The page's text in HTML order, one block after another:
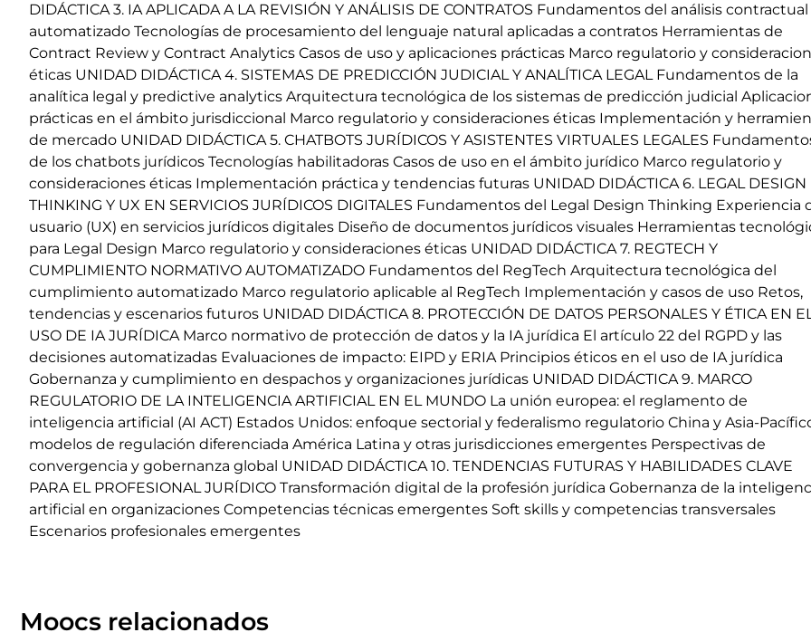
DIDÁCTICA 3. IA APLICADA A LA REVISIÓN Y ANÁLISIS DE CONTRATOS Fundamentos del análisis contractual
automatizado Tecnologías de procesamiento del lenguaje natural aplicadas a contratos Herramientas de
Contract Review y Contract Analytics Casos de uso y aplicaciones prácticas Marco regulatorio y
éticas UNIDAD DIDÁCTICA 4. SISTEMAS DE PREDICCIÓN JUDICIAL Y ANALÍTICA LEGAL Fundamentos de la
analítica legal y predictive analytics Arquitectura tecnológica de los sistemas de predicción judicial
prácticas en el ámbito jurisdiccional Marco regulatorio y consideraciones éticas Implementación y
de mercado UNIDAD DIDÁCTICA 5. CHATBOTS JURÍDICOS Y ASISTENTES VIRTUALES LEGALES
de los chatbots jurídicos Tecnologías habilitadoras Casos de uso en el ámbito jurídico Marco regulatorio y
consideraciones éticas Implementación práctica y tendencias futuras UNIDAD DIDÁCTICA 6. LEGAL DESIGN
THINKING Y UX EN SERVICIOS JURÍDICOS DIGITALES Fundamentos del Legal Design Thinking Experiencia
usuario (UX) en servicios jurídicos digitales Diseño de documentos jurídicos visuales Herramientas
para Legal Design Marco regulatorio y consideraciones éticas UNIDAD DIDÁCTICA 7. REGTECH Y
CUMPLIMIENTO NORMATIVO AUTOMATIZADO Fundamentos del RegTech Arquitectura tecnológica del
cumplimiento automatizado Marco regulatorio aplicable al RegTech Implementación y casos de uso Retos,
tendencias y escenarios futuros UNIDAD DIDÁCTICA 8. PROTECCIÓN DE DATOS PERSONALES Y ÉTICA EN
USO DE IA JURÍDICA Marco normativo de protección de datos y la IA jurídica El artículo 22 del RGPD y las
decisiones automatizadas Evaluaciones de impacto: EIPD y ERIA Principios éticos en el uso de IA jurídica
Gobernanza y cumplimiento en despachos y organizaciones jurídicas UNIDAD DIDÁCTICA 9. MARCO
REGULATORIO DE LA INTELIGENCIA ARTIFICIAL EN EL MUNDO La unión europea: el reglamento de
inteligencia artificial (AI ACT) Estados Unidos: enfoque sectorial y federalismo regulatorio China y Asia-
modelos de regulación diferenciada América Latina y otras jurisdicciones emergentes Perspectivas de
convergencia y gobernanza global UNIDAD DIDÁCTICA 10. TENDENCIAS FUTURAS Y HABILIDADES CLAVE
PARA EL PROFESIONAL JURÍDICO Transformación digital de la profesión jurídica Gobernanza de la
artificial en organizaciones Competencias técnicas emergentes Soft skills y competencias transversales
Escenarios profesionales emergentes
Moocs relacionados